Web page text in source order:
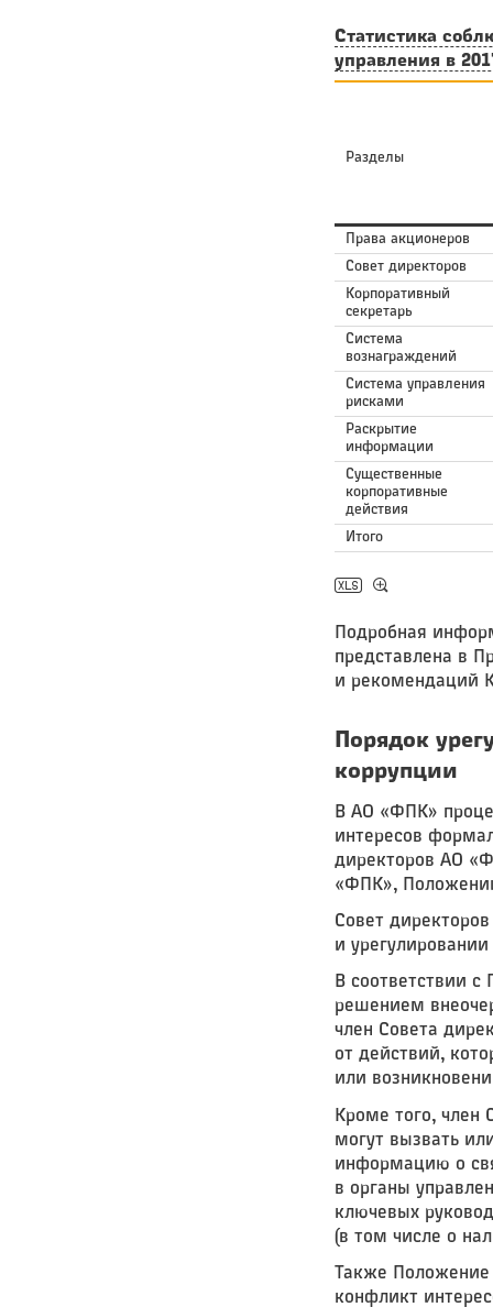
Статистика
управления в
Разделы
Права акционеров
Совет директоров
Корпоративный
секретарь
Система
вознаграждений
Система управления
рисками
Раскрытие
информации
Существенные
корпоративные
действия
Итого
Подробная
представлена в
и рекомендаций
Порядок
коррупции
В АО «ФПК»
интересов
директоров АО
«ФПК»,
Совет
и
В соответствии
решением
член Совета
от действий,
или
Кроме того, член
могут вызвать
информацию о
в органы
ключевых
(в том числе о
Также
конфликт